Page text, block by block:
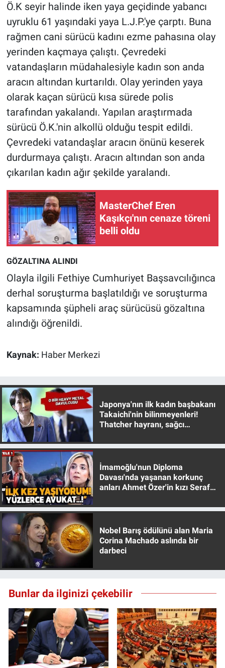
Ö.K seyir halinde iken yaya geçidinde yabancı
uyruklu 61 yaşındaki yaya L.J.P.'ye çarptı. Buna
rağmen cani sürücü kadını ezme pahasına olay
yerinden kaçmaya çalıştı. Çevredeki
vatandaşların müdahalesiyle kadın son anda
aracın altından kurtarıldı. Olay yerinden yaya
olarak kaçan sürücü kısa sürede polis
tarafından yakalandı. Yapılan araştırmada
sürücü Ö.K.'nin alkollü olduğu tespit edildi.
Çevredeki vatandaşlar aracın önünü keserek
durdurmaya çalıştı. Aracın altından son anda
çıkarılan kadın ağır şekilde yaralandı.
MasterChef Eren
Kaşıkçı'nın cenaze töreni
belli oldu
GÖZALTINA ALINDI
Olayla ilgili Fethiye Cumhuriyet Başsavcılığınca
derhal soruşturma başlatıldığı ve soruşturma
kapsamında şüpheli araç sürücüsü gözaltına
alındığı öğrenildi.
Kaynak: Haber Merkezi
Japonya'nın ilk kadın başbakanı
Takaichi'nin bilinmeyenleri!
Thatcher hayranı, sağcı
İmamoğlu'nun Diploma
Davası'nda yaşanan korkunç
anları Ahmet Özer'in kızı Seraf
Nobel Barış ödülünü alan Maria
Corina Machado aslında bir
darbeci
Bunlar da ilginizi çekebilir
Gündem Özel
Günün görüntüsü
Haber
İlan
Kimdir
Koronavirüs
Kültür Sanat
Ne demişti
Nedir
Popüler
Programlar
Sağlık
Spor
Teknoloji
Türkiye'nin Gündemi
Yerel Gündem
Yerel Yaşam
Canlı Yayın